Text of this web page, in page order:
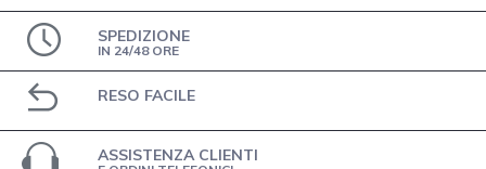
SPEDIZIONE
IN 24/48 ORE
RESO FACILE
ASSISTENZA CLIENTI